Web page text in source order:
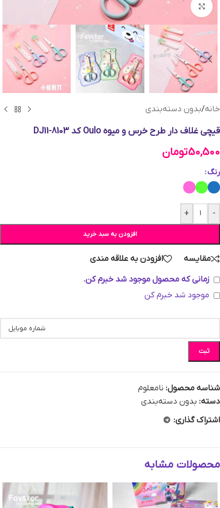
بزرگنمایی تصویر
خانه/بدون دسته‌بندی
قیچی غلاف دار طرح خرس و میوه Oulo کد DJ11-8103
50,500تومان
رنگ
-
+
افزودن به سبد خرید
مقایسه
افزودن به علاقه مندی
زمانی که محصول موجود شد خبرم کن.
موجود شد خبرم کن
ثبت
شناسه محصول: نامعلوم
دسته: بدون دسته‌بندی
اشتراک گذاری:
محصولات مشابه